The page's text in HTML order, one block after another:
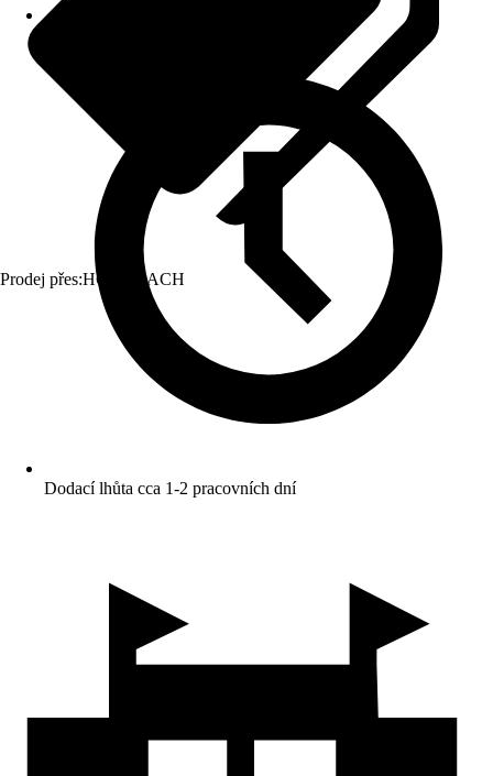
Prodej přes:HORNBACH
Dodací lhůta cca 1-2 pracovních dní